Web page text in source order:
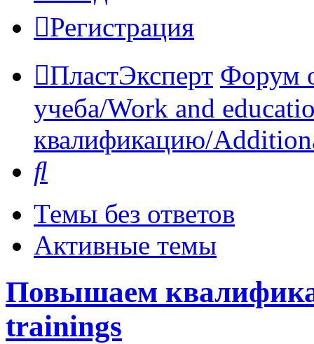
Регистрация
ПластЭксперт Форум
учеба/Work and
квалификацию/
Темы без ответов
Активные темы
Повышаем
trainings